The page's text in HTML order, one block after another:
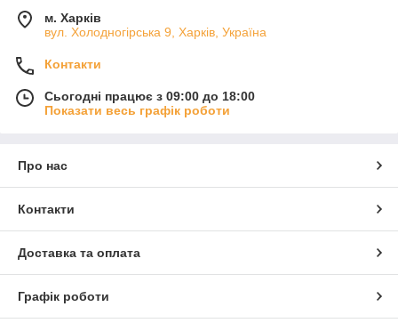
завужені моделі — підкреслюють фігуру
повсякденні брюки — універсальні для міста
Як обрати жіночі брюки
посадку
фасон— класичний або сучасний
призначення
носіння
розмір— важливо для зручності
вигляд.
м. Харків
вул. Холодногірська 9, Харків, Україна
Контакти
Сьогодні працює з 09:00 до 18:00
Показати весь графік роботи
Про нас
Контакти
Доставка та оплата
Графік роботи